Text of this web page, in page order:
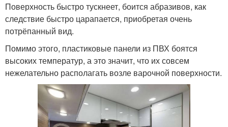
Поверхность быстро тускнеет, боится абразивов, как
следствие быстро царапается, приобретая очень
потрёпанный вид.
Помимо этого, пластиковые панели из ПВХ боятся
высоких температур, а это значит, что их совсем
нежелательно располагать возле варочной поверхности.